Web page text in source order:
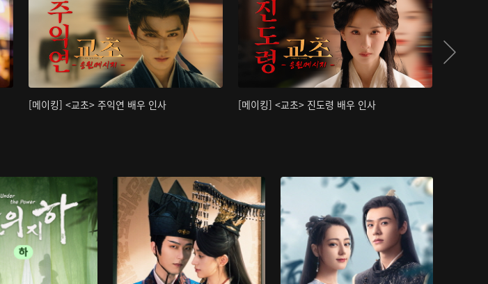
[메이킹] <교초> 주익연 배우 인사 [메이킹] <교초> 진도령 배우 인사